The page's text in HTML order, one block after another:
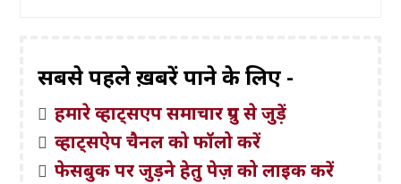
सबसे पहले ख़बरें पाने के लिए -
हमारे व्हाट्सएप समाचार ग्रुप से जुड़ें
व्हाट्सऐप चैनल को फॉलो करें
फेसबुक पर जुड़ने हेतु पेज़ को लाइक करें